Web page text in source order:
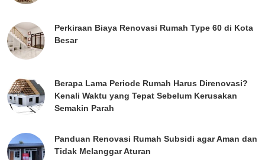
Perkiraan Biaya Renovasi Rumah Type 60 di Kota
Besar
Berapa Lama Periode Rumah Harus Direnovasi?
Kenali Waktu yang Tepat Sebelum Kerusakan
Semakin Parah
Panduan Renovasi Rumah Subsidi agar Aman dan
Tidak Melanggar Aturan